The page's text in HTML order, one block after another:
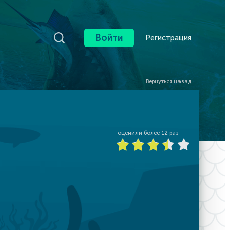
Войти Регистрация
Вернуться назад
оценили более 12 раз